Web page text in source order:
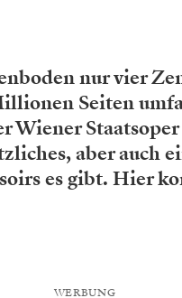
nur vier
Seiten
Wiener
aber auch
es gibt. Hier
WERBUNG